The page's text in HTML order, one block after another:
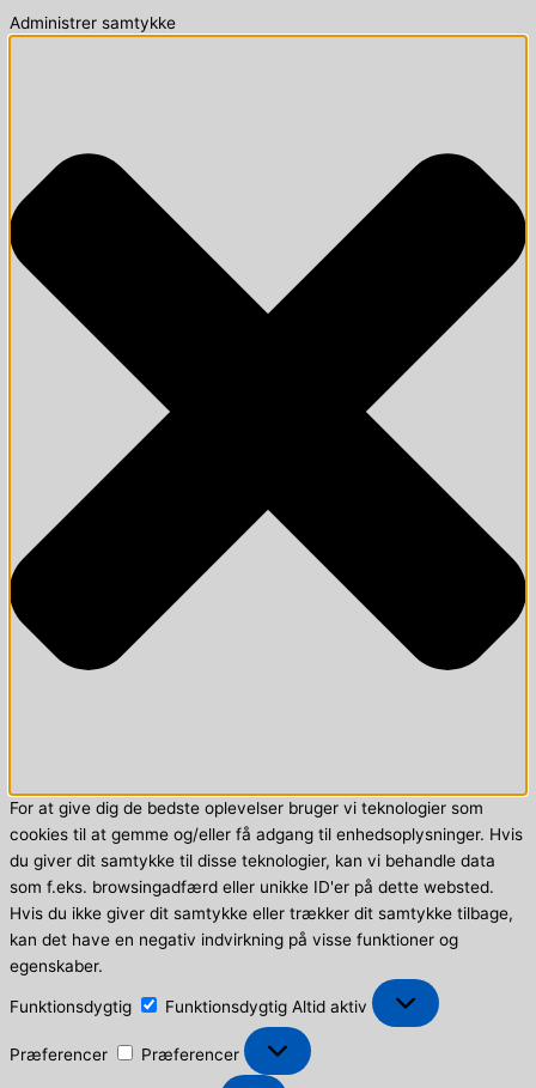
Administrer samtykke
For at give dig de bedste oplevelser bruger vi teknologier som
cookies til at gemme og/eller få adgang til enhedsoplysninger. Hvis
du giver dit samtykke til disse teknologier, kan vi behandle data
som f.eks. browsingadfærd eller unikke ID'er på dette websted.
Hvis du ikke giver dit samtykke eller trækker dit samtykke tilbage,
kan det have en negativ indvirkning på visse funktioner og
egenskaber.
Funktionsdygtig Funktionsdygtig Altid aktiv
Præferencer Præferencer